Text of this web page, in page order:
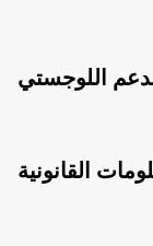
اللوجستي
القانونية